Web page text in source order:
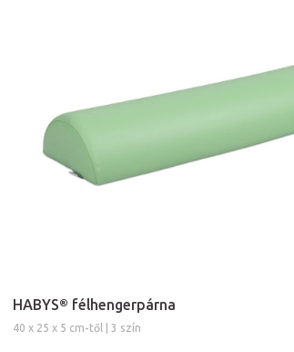
HABYS® félhengerpárna
40 x 25 x 5 cm-től | 3 szín